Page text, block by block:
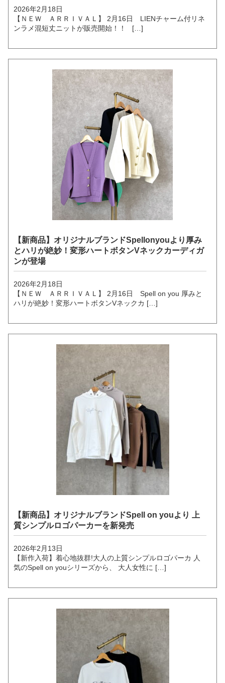
2026年2月18日
【ＮＥＷ ＡＲＲＩＶＡＬ】 2月16日 LIENチャーム付リネ
ンラメ混短丈ニットが販売開始！！ […]
【新商品】オリジナルブランドSpellonyouより厚み
とハリが絶妙！変形ハートボタンVネックカーディガ
ンが登場
2026年2月18日
【ＮＥＷ ＡＲＲＩＶＡＬ】 2月16日 Spell on you 厚みと
ハリが絶妙！変形ハートボタンVネックカ […]
【新商品】オリジナルブランドSpell on youより 上
質シンプルロゴパーカーを新発売
2026年2月13日
【新作入荷】着心地抜群!大人の上質シンプルロゴパーカ 人
気のSpell on youシリーズから、 大人女性に […]